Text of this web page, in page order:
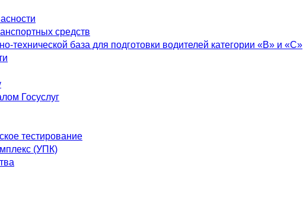
средств
технической база для подготовки водителей категории «В» и «С»
Госуслуг
тестирование
(УПК)